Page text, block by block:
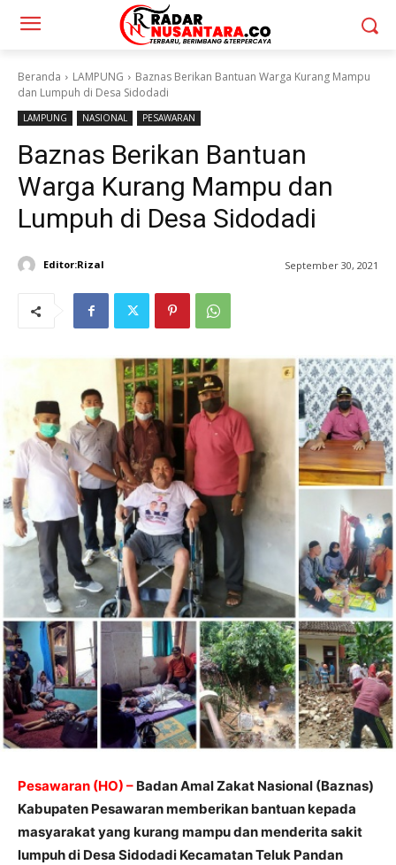
Beranda LAMPUNG
Baznas Berikan Bantuan Warga Kurang Mampu
dan Lumpuh di Desa Sidodadi
LAMPUNG NASIONAL PESAWARAN
Baznas Berikan Bantuan
Warga Kurang Mampu dan
Lumpuh di Desa Sidodadi
Editor:Rizal September 30, 2021
Pesawaran (HO) – Badan Amal Zakat Nasional (Baznas)
Kabupaten Pesawaran memberikan bantuan kepada
masyarakat yang kurang mampu dan menderita sakit
lumpuh di Desa Sidodadi Kecamatan Teluk Pandan